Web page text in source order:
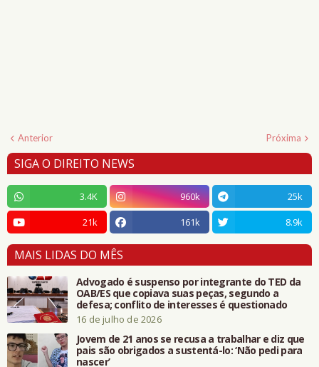
Anterior Próxima
SIGA O DIREITO NEWS
3.4K 960k
25k
21k
161k 8.9k
MAIS LIDAS DO MÊS
Advogado é suspenso por integrante do TED da
OAB/ES que copiava suas peças, segundo a
defesa; conflito de interesses é questionado
16 de julho de 2026
Jovem de 21 anos se recusa a trabalhar e diz que
pais são obrigados a sustentá-lo: ‘Não pedi para
nascer’